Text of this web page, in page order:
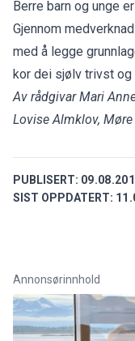
Berre barn og unge
Gjennom
med å legge
kor dei sjølv trivst
Av rådgivar Mari
Lovise Almklov,
PUBLISERT:
SIST OPPDATERT:
Annonsørinnhold